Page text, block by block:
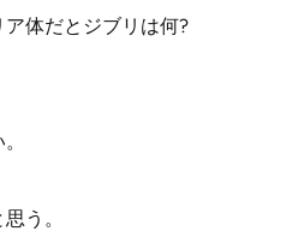
体だとジブリは何?
う。